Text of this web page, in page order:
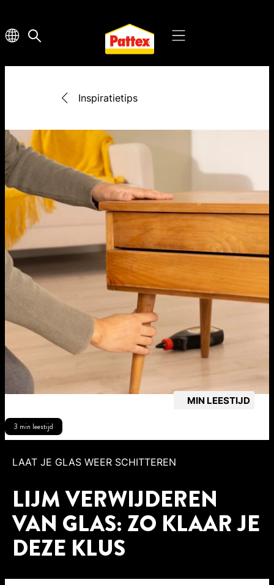
Inspiratietips
3 min leestijd
MIN LEESTIJD
LAAT JE GLAS WEER SCHITTEREN
LIJM VERWIJDEREN
VAN GLAS: ZO KLAAR JE
DEZE KLUS